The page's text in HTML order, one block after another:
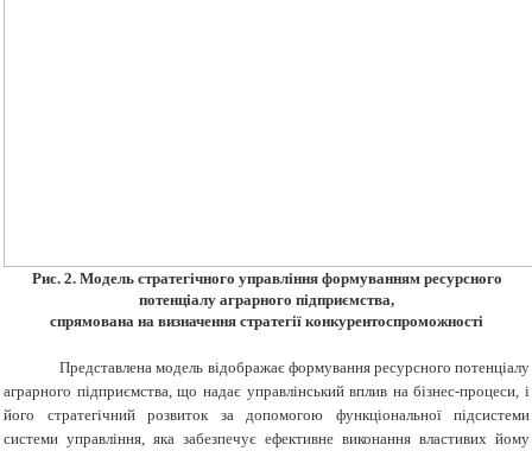
Рис. 2.Модель стратегічного управління формуваннямресурсного
потенціалу аграрного підприємства,
спрямована на визначення стратегії конкурентоспроможності
Представлена модель відображає формування ресурсного потенціалу
аграрного підприємства, що надає управлінський вплив на бізнес-процеси, і
його стратегічний розвиток за допомогою функціональної підсистеми
системи управління, яка забезпечує ефективне виконання властивих йому